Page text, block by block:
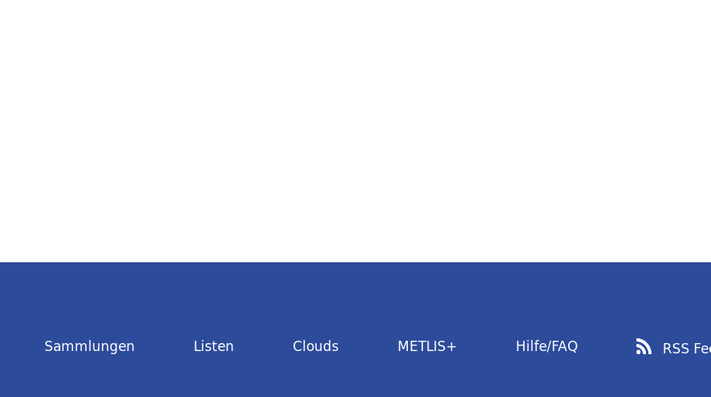
Sammlungen Listen Clouds METLIS+ Hilfe/FAQ RSS